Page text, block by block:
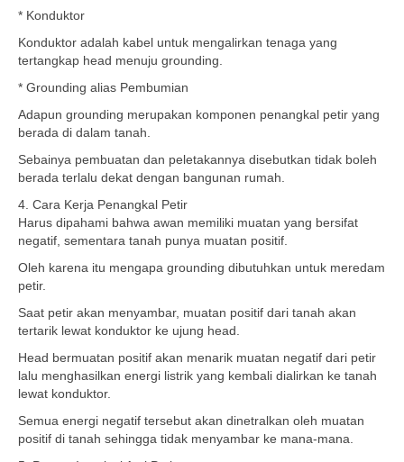
* Konduktor
Konduktor adalah kabel untuk mengalirkan tenaga yang
tertangkap head menuju grounding.
* Grounding alias Pembumian
Adapun grounding merupakan komponen penangkal petir yang
berada di dalam tanah.
Sebainya pembuatan dan peletakannya disebutkan tidak boleh
berada terlalu dekat dengan bangunan rumah.
4. Cara Kerja Penangkal Petir
Harus dipahami bahwa awan memiliki muatan yang bersifat
negatif, sementara tanah punya muatan positif.
Oleh karena itu mengapa grounding dibutuhkan untuk meredam
petir.
Saat petir akan menyambar, muatan positif dari tanah akan
tertarik lewat konduktor ke ujung head.
Head bermuatan positif akan menarik muatan negatif dari petir
lalu menghasilkan energi listrik yang kembali dialirkan ke tanah
lewat konduktor.
Semua energi negatif tersebut akan dinetralkan oleh muatan
positif di tanah sehingga tidak menyambar ke mana-mana.